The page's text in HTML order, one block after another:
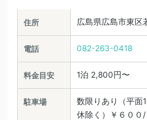
住所 広島県広島市東区
電話 082-263-0418
料金目安 1泊 2,800円〜
駐車場
数限りあり（平面
休除く）￥６００